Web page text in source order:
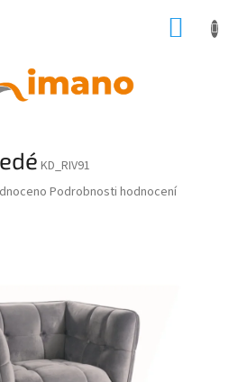
KD_RIV91
Podrobnosti hodnocení